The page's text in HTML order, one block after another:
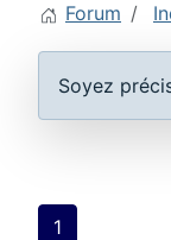
Forum
Soyez
1